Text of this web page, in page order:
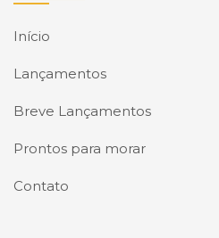
Início
Lançamentos
Breve Lançamentos
Prontos para morar
Contato